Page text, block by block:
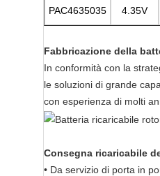
PAC4635035 4.35V
Fabbricazione della
In conformità con la
le soluzioni di grande
con esperienza di molti
Consegna ricaricabile
• Da servizio di porta in